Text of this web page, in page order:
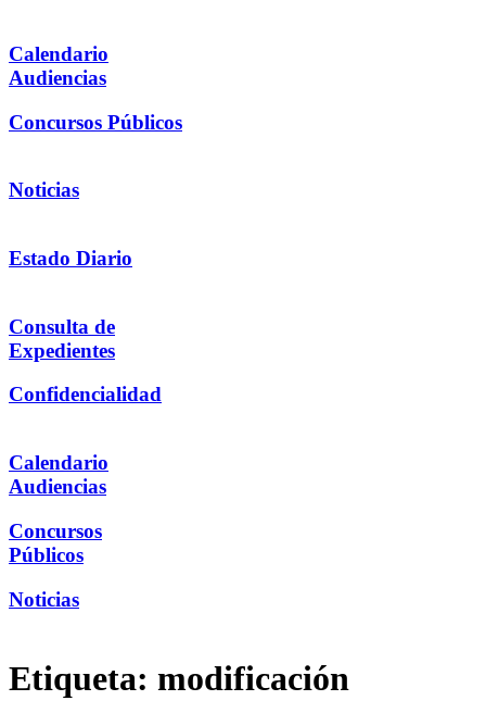
Calendario
Audiencias
Concursos Públicos
Noticias
Estado Diario
Consulta de
Expedientes
Confidencialidad
Calendario
Audiencias
Concursos
Públicos
Noticias
Etiqueta: modificación